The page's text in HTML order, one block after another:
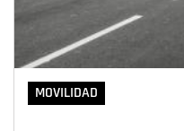
MOVILIDAD